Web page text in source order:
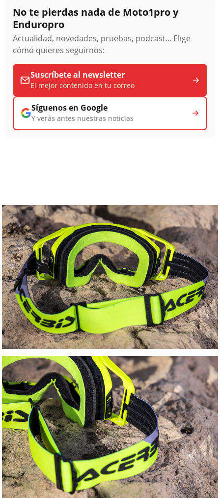
No te pierdas nada de Moto1pro y
Enduropro
Actualidad, novedades, pruebas, podcast... Elige
cómo quieres seguirnos:
Suscríbete al newsletter
El mejor contenido en tu correo
Síguenos en Google
Y verás antes nuestras noticias